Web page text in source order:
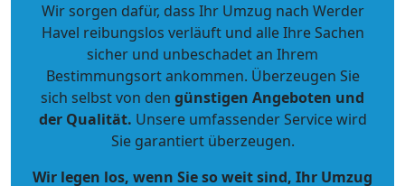
Wir sorgen dafür, dass Ihr Umzug nach Werder
Havel reibungslos verläuft und alle Ihre Sachen
sicher und unbeschadet an Ihrem
Bestimmungsort ankommen. Überzeugen Sie
sich selbst von den günstigen Angeboten und
der Qualität. Unsere umfassender Service wird
Sie garantiert überzeugen.
Wir legen los, wenn Sie so weit sind, Ihr Umzug